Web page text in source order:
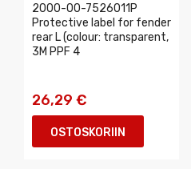
2000-00-7526011P
Protective label for fender
rear L (colour: transparent,
3M PPF 4
26,29 €
OSTOSKORIIN